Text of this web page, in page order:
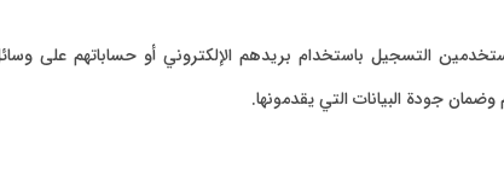
التسجيل باستخدام بريدهم الإلكتروني أو حساباتهم على
جودة البيانات التي يقدمونها.